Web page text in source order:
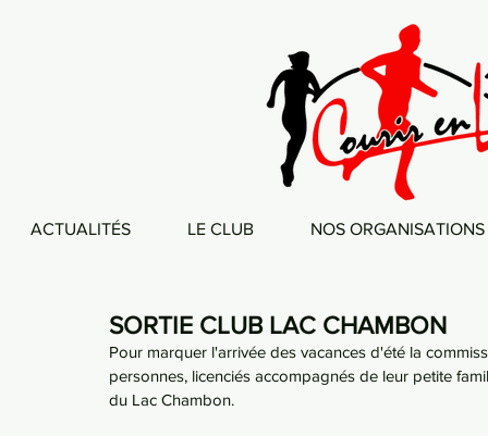
ACTUALITÉS LE CLUB NOS ORGANISATIONS
SORTIE CLUB LAC CHAMBON
Pour marquer l'arrivée des vacances d'été la
personnes, licenciés accompagnés de leur petite
du Lac Chambon.